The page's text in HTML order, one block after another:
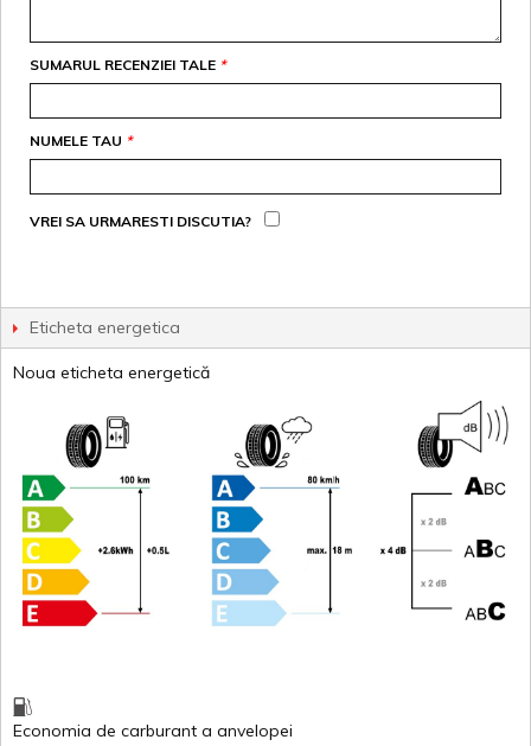
*
SUMARUL RECENZIEI TALE
*
NUMELE TAU
VREI SA URMARESTI DISCUTIA?
Eticheta energetica
Noua eticheta energetică
Economia de carburant a anvelopei